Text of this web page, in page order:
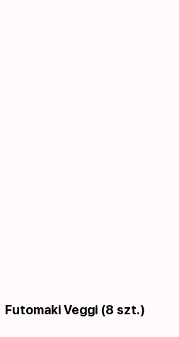
Futomaki Veggi (8 szt.)